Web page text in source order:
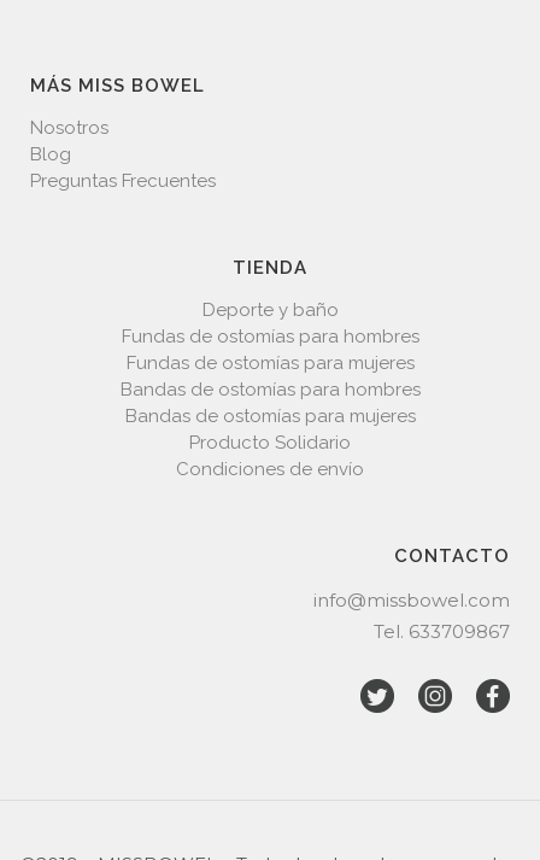
MÁS MISS BOWEL
Nosotros
Blog
Preguntas Frecuentes
TIENDA
Deporte y baño
Fundas de ostomías para hombres
Fundas de ostomías para mujeres
Bandas de ostomías para hombres
Bandas de ostomías para mujeres
Producto Solidario
Condiciones de envío
CONTACTO
info@missbowel.com
Tel. 633709867